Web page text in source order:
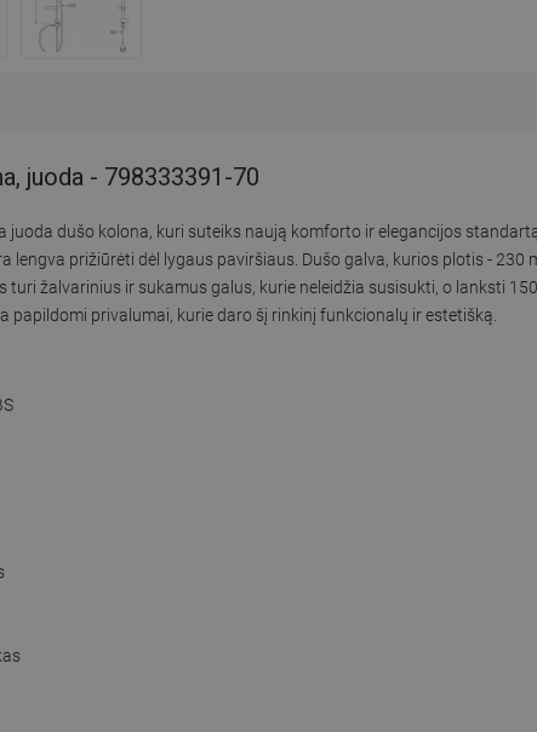
juoda - 798333391-70
juoda dušo kolona, kuri suteiks naują komforto ir elegancijos
lengva prižiūrėti dėl lygaus paviršiaus. Dušo galva, kurios plotis -
žalvarinius ir sukamus galus, kurie neleidžia susisukti, o lanksti
papildomi privalumai, kurie daro šį rinkinį funkcionalų ir estetišką.